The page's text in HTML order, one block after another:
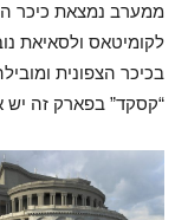
ממערב נמצאת כיכר
לקומיטאס ולסאיאת
בכיכר הצפונית
“קסקד” בפארק זה יש